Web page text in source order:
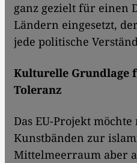
ganz gezielt für einen
Ländern eingesetzt,
jede politische
Kulturelle Grundlage
Toleranz
Das EU-Projekt
Kunstbänden zur
Mittelmeerraum aber